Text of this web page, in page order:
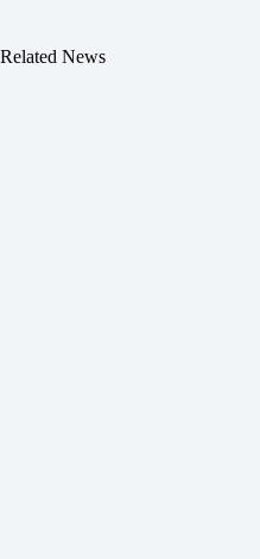
Related News